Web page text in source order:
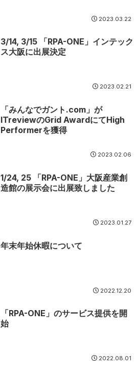
2023.03.22
3/14, 3/15 「RPA-ONE」インテック
ス大阪に出展決定
2023.02.21
「みんなでガント.com」が
ITreviewのGrid AwardにてHigh
Performerを獲得
2023.02.06
1/24, 25 「RPA-ONE」大阪産業創
造館の展示会に出展致しました
2023.01.27
年末年始休暇について
2022.12.20
「RPA-ONE」のサービス提供を開
始
2022.08.01